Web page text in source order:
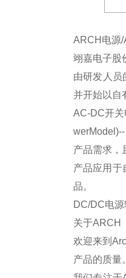
ARCH电源
翊嘉电子股
由研发人
并开始以自
AC-DC开
产品需求，
产品应用于
品。
DC/DC电
关于ARCH
欢迎来到
产品的质量